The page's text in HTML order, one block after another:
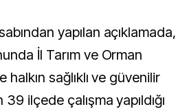
yapılan açıklamada,
İl Tarım ve Orman
sağlıklı ve güvenilir
ilçede çalışma yapıldığı